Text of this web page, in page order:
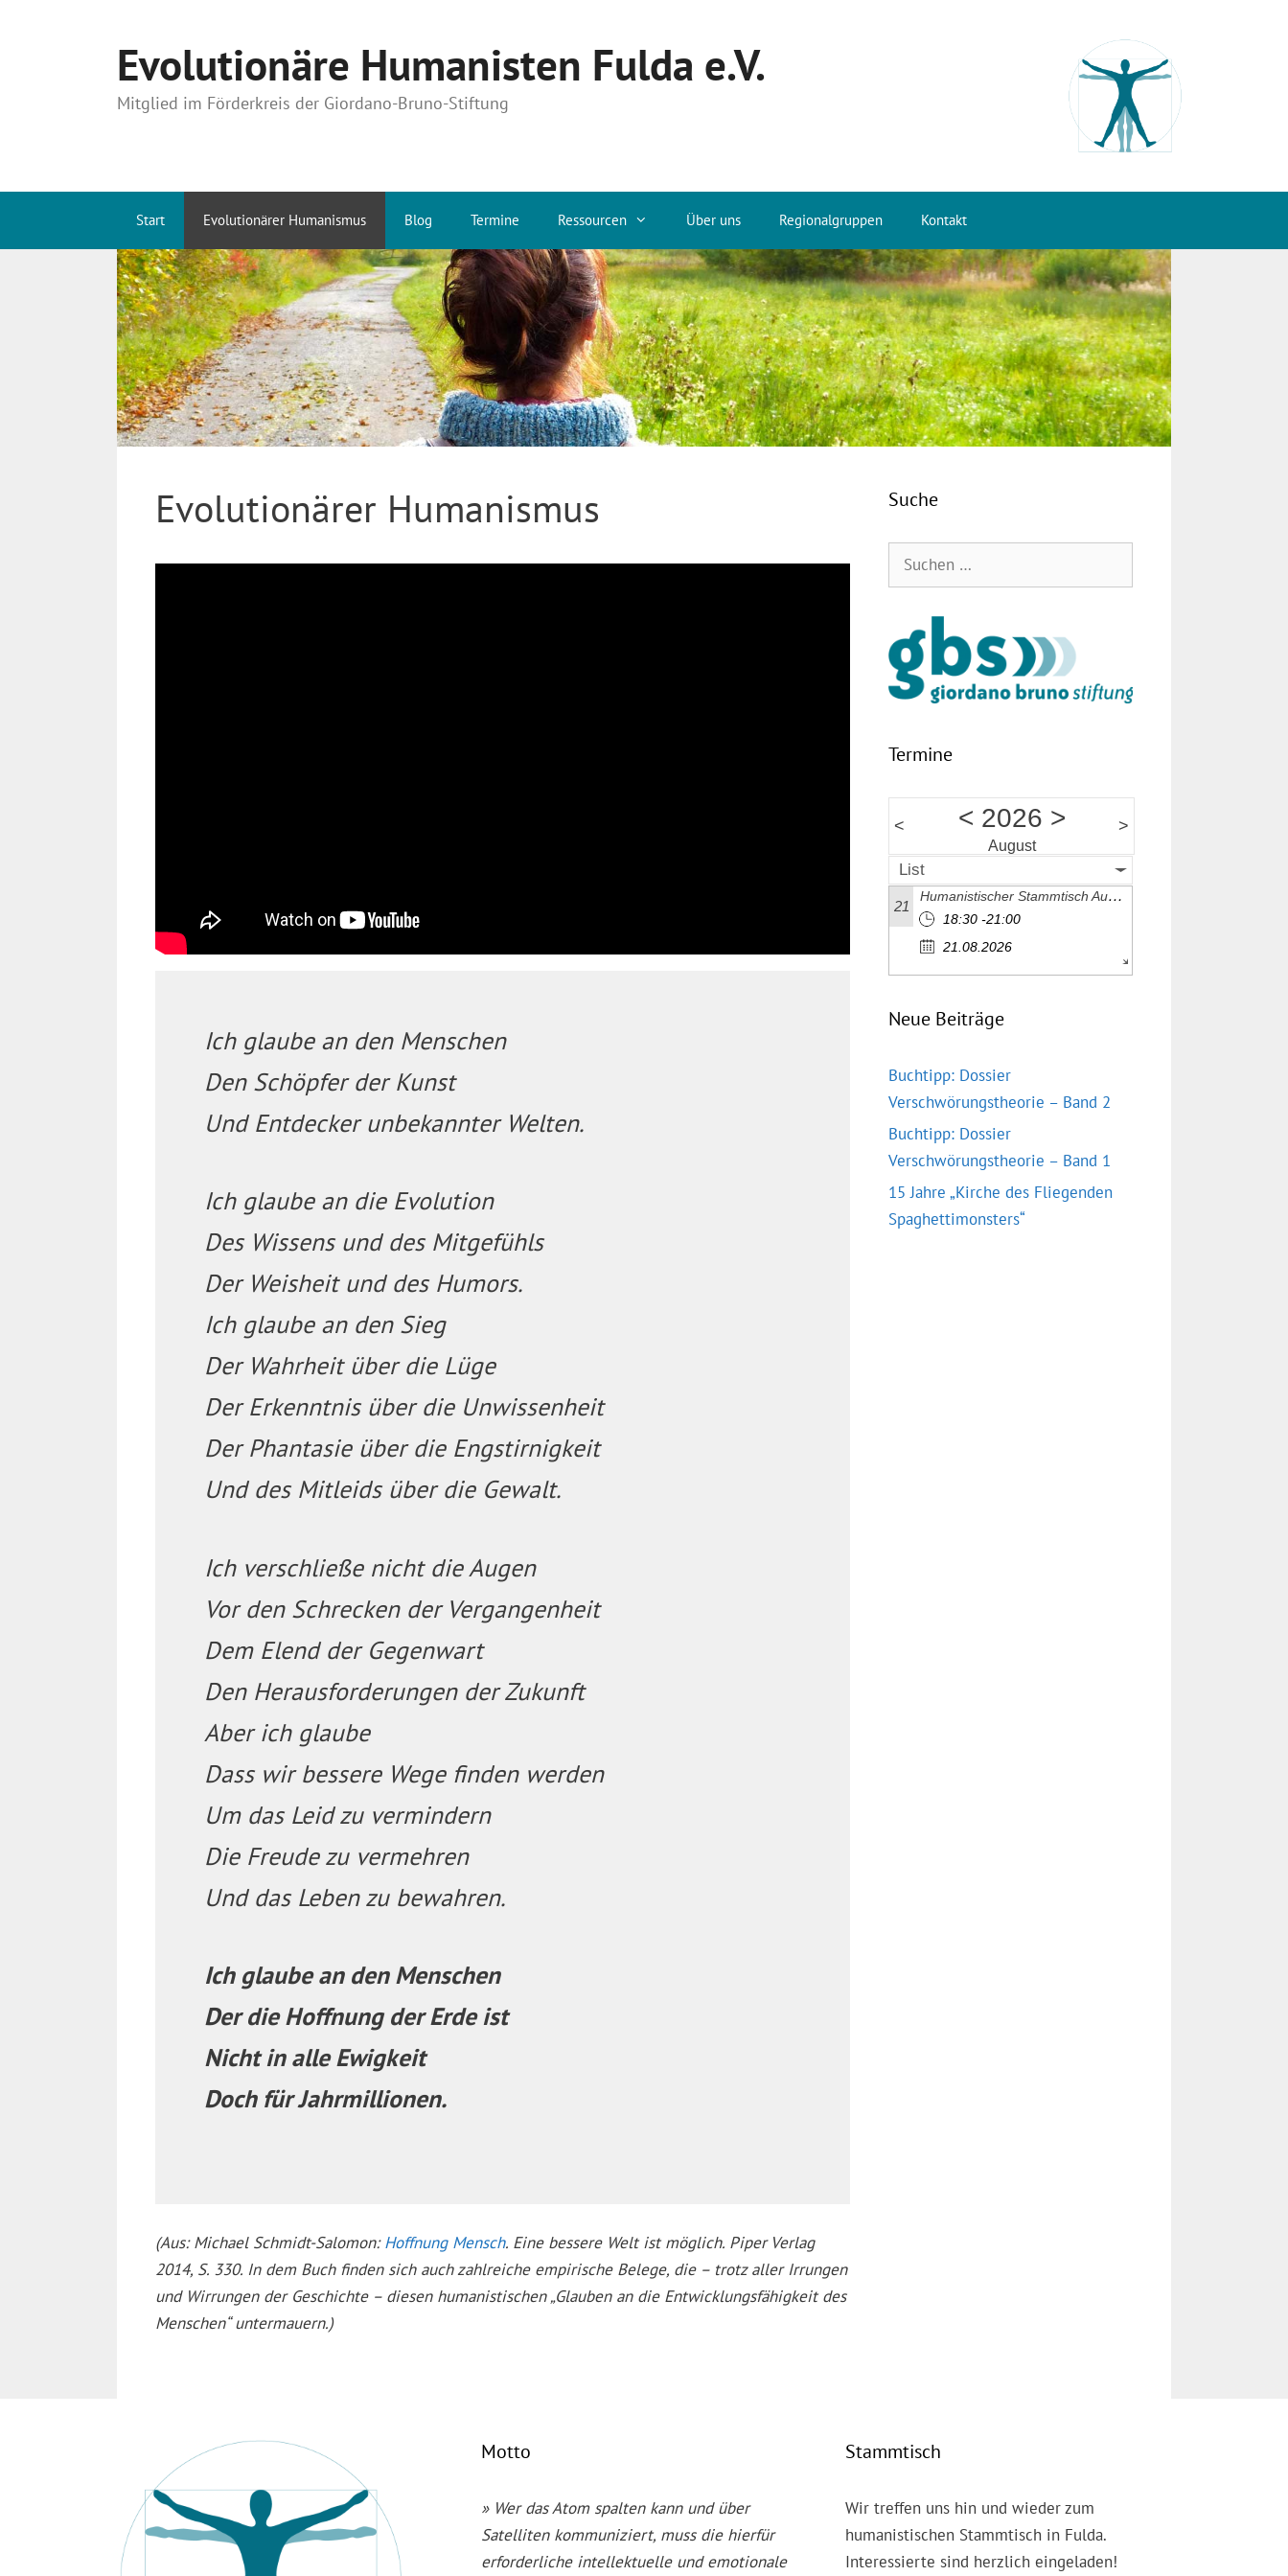
Evolutionäre Humanisten Fulda e.V.
Mitglied im Förderkreis der Giordano-Bruno-Stiftung
Start Evolutionärer Humanismus Blog Termine Ressourcen Über uns Regionalgruppen Kontakt
Evolutionärer Humanismus
Ich glaube an den Menschen
Den Schöpfer der Kunst
Und Entdecker unbekannter Welten.
Ich glaube an die Evolution
Des Wissens und des Mitgefühls
Der Weisheit und des Humors.
Ich glaube an den Sieg
Der Wahrheit über die Lüge
Der Erkenntnis über die Unwissenheit
Der Phantasie über die Engstirnigkeit
Und des Mitleids über die Gewalt.
Ich verschließe nicht die Augen
Vor den Schrecken der Vergangenheit
Dem Elend der Gegenwart
Den Herausforderungen der Zukunft
Aber ich glaube
Dass wir bessere Wege finden werden
Um das Leid zu vermindern
Die Freude zu vermehren
Und das Leben zu bewahren.
Ich glaube an den Menschen
Der die Hoffnung der Erde ist
Nicht in alle Ewigkeit
Doch für Jahrmillionen.
(Aus: Michael Schmidt-Salomon:Hoffnung Mensch. Eine bessere Welt ist möglich. Piper Verlag
2014, S. 330. In dem Buch finden sich auch zahlreiche empirische Belege, die – trotz aller Irrungen
und Wirrungen der Geschichte – diesen humanistischen „Glauben an die Entwicklungsfähigkeit des
Menschen“ untermauern.)
Suche
Suchen
nach:
Termine
< < 2026 >
August
>
List
21
Humanistischer Stammtisch August 2026
18:30 -21:00
21.08.2026
Neue Beiträge
Buchtipp: Dossier
Verschwörungstheorie – Band 2
Buchtipp: Dossier
Verschwörungstheorie – Band 1
15 Jahre „Kirche des Fliegenden
Spaghettimonsters“
Motto
» Wer das Atom spalten kann und über
Satelliten kommuniziert, muss die hierfür
erforderliche intellektuelle und emotionale
Stammtisch
Wir treffen uns hin und wieder zum
humanistischen Stammtisch in Fulda.
Interessierte sind herzlich eingeladen!